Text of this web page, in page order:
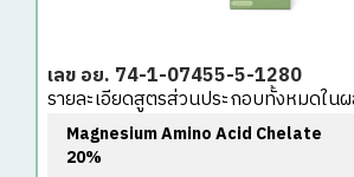
เลข อย. 74-1-07455-5-1280
รายละเอียดสูตรส่วนประกอบทั้งหมดใ
Magnesium Amino Acid Chelate
20%